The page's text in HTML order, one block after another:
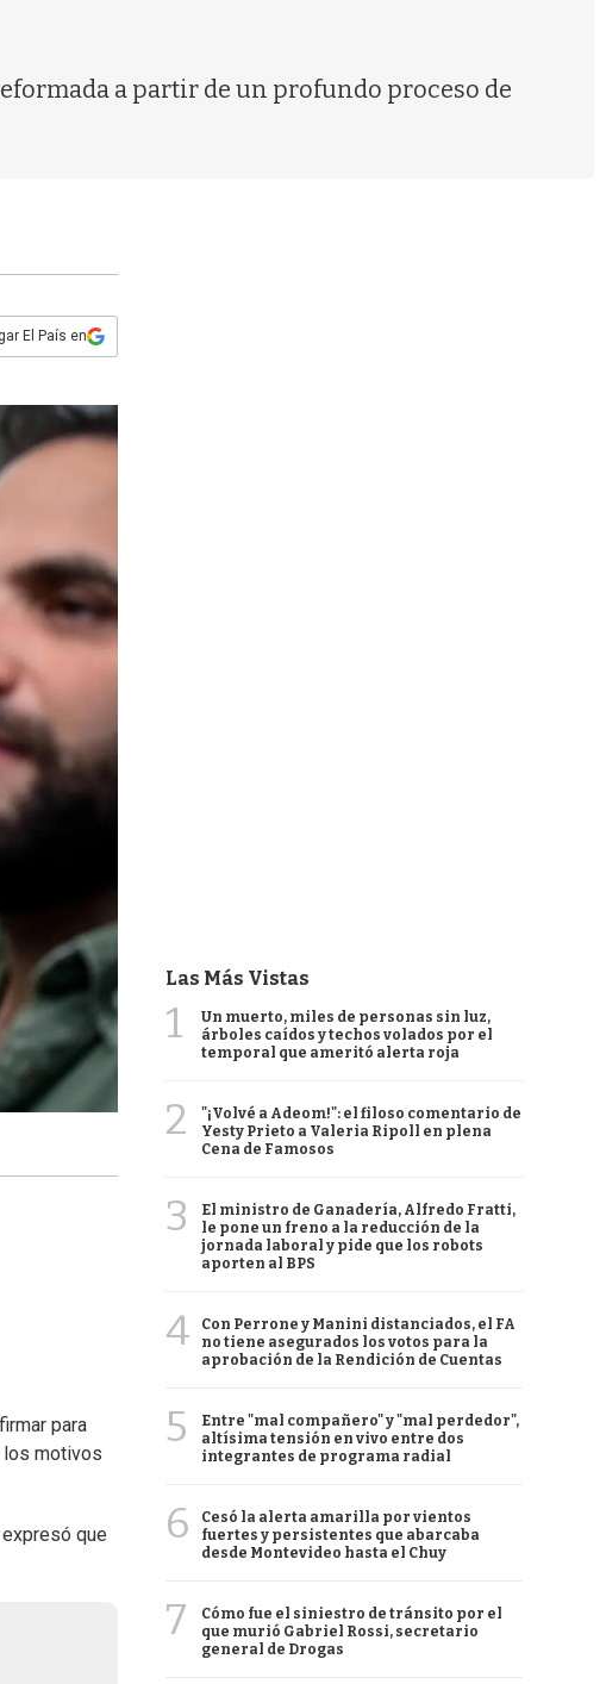
a partir de un profundo proceso de
El País en
para
los motivos
que
Las Más Vistas
1
Un muerto, miles de personas sin luz,
árboles caídos y techos volados por el
temporal que ameritó alerta roja
2
"¡Volvé a Adeom!": el filoso comentario de
Yesty Prieto a Valeria Ripoll en plena
Cena de Famosos
3
El ministro de Ganadería, Alfredo Fratti,
le pone un freno a la reducción de la
jornada laboral y pide que los robots
aporten al BPS
4
Con Perrone y Manini distanciados, el FA
no tiene asegurados los votos para la
aprobación de la Rendición de Cuentas
5
Entre "mal compañero" y "mal perdedor",
altísima tensión en vivo entre dos
integrantes de programa radial
6
Cesó la alerta amarilla por vientos
fuertes y persistentes que abarcaba
desde Montevideo hasta el Chuy
7
Cómo fue el siniestro de tránsito por el
que murió Gabriel Rossi, secretario
general de Drogas